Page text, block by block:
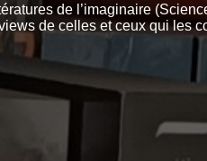
de l’imaginaire
de celles et ceux qui les